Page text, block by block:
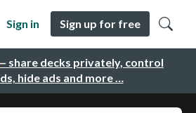
share decks privately, control
hide ads and more …
Sign in Sign up for free